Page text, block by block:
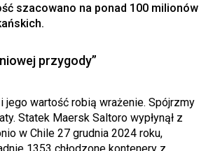
szacowano na ponad 100 milionów
przygody”
jego wartość robią wrażenie. Spójrzmy
Statek Maersk Saltoro wypłynął z
w Chile 27 grudnia 2024 roku,
1353 chłodzone kontenery z